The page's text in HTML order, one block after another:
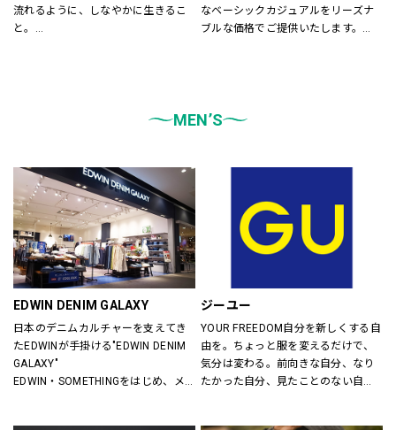
流れるように、しなやかに生きるこ
と。
大人女性に似合うスタイルを提案し
なベーシックカジュアルをリーズナ
ブルな価格でご提供いたします。
などをゾーンに分けて配置し、広
MEN’S
EDWIN DENIM GALAXY
日本のデニムカルチャーを支えてき
たEDWINが手掛ける"EDWIN DENIM
GALAXY"
EDWIN・SOMETHINGをはじめ、メ
ジーユー
YOUR FREEDOM自分を新しくする自
由を。ちょっと服を変えるだけで、
気分は変わる。前向きな自分、なり
たかった自分、見たことのない自